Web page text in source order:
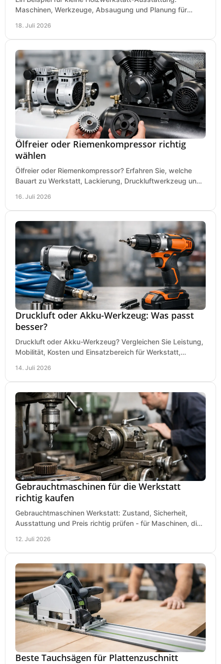
Maschinen, Werkzeuge, Absaugung und Planung für
18. Juli 2026
Ölfreier oder Riemenkompressor richtig
wählen
Ölfreier oder Riemenkompressor? Erfahren Sie, welche
Bauart zu Werkstatt, Lackierung, Druckluftwerkzeug und
16. Juli 2026
Druckluft oder Akku-Werkzeug: Was passt
besser?
Druckluft oder Akku-Werkzeug? Vergleichen Sie Leistung,
Mobilität, Kosten und Einsatzbereich für Werkstatt,
14. Juli 2026
Gebrauchtmaschinen für die Werkstatt
richtig kaufen
Gebrauchtmaschinen Werkstatt: Zustand, Sicherheit,
Ausstattung und Preis richtig prüfen - für Maschinen, die
12. Juli 2026
Beste Tauchsägen für Plattenzuschnitt